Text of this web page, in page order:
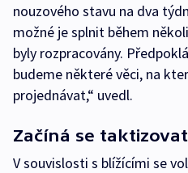
nouzového stavu na dva
možné je splnit během
byly rozpracovány.
budeme některé věci, na
projednávat,“ uvedl.
Začíná se
V souvislosti s blížícími se